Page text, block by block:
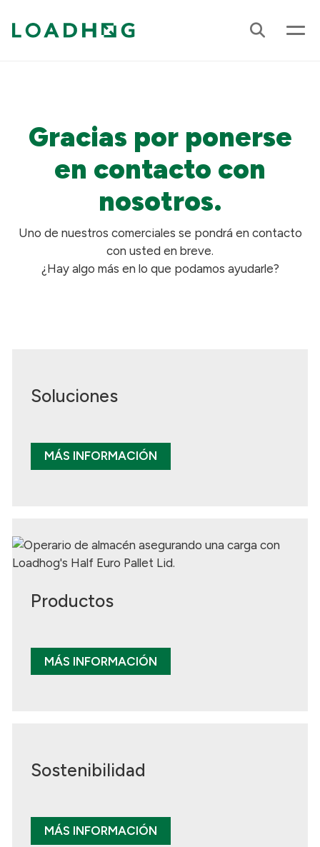
Gracias por ponerse
en contacto con
nosotros.
Uno de nuestros comerciales se pondrá en contacto
con usted en breve.
¿Hay algo más en lo que podamos ayudarle?
Soluciones
MÁS INFORMACIÓN
Productos
MÁS INFORMACIÓN
Sostenibilidad
MÁS INFORMACIÓN